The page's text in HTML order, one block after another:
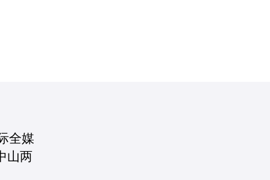
全媒
山两